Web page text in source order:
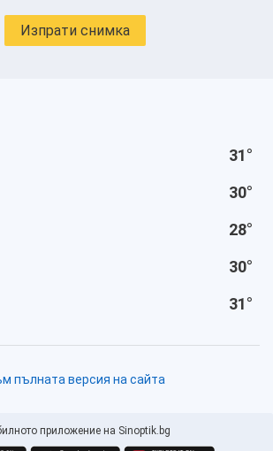
Изпрати снимка
31°
30°
28°
30°
31°
пълната версия на сайта
приложение на Sinoptik.bg